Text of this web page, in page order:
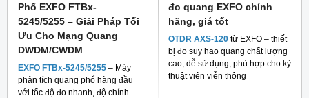
Phổ EXFO FTBx-
5245/5255 – Giải Pháp Tối
Ưu Cho Mạng Quang
DWDM/CWDM
EXFO FTBx-5245/5255 – Máy
phân tích quang phổ hàng đầu
với tốc độ đo nhanh, độ chính
đo quang EXFO chính
hãng, giá tốt
OTDR AXS-120 từ EXFO – thiết
bị đo suy hao quang chất lượng
cao, dễ sử dụng, phù hợp cho kỹ
thuật viên viễn thông